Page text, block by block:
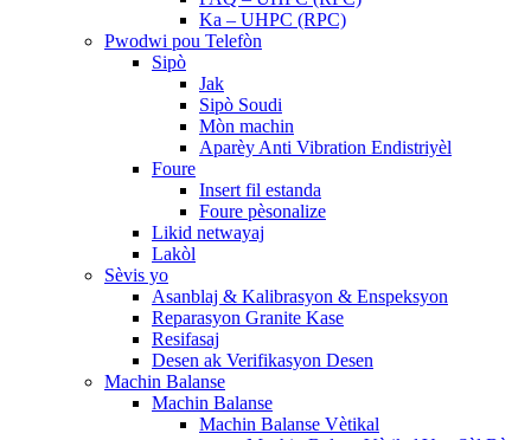
Ka – UHPC (RPC)
Pwodwi pou Telefòn
Sipò
Jak
Sipò Soudi
Mòn machin
Aparèy Anti Vibration Endistriyèl
Foure
Insert fil estanda
Foure pèsonalize
Likid netwayaj
Lakòl
Sèvis yo
Asanblaj & Kalibrasyon & Enspeksyon
Reparasyon Granite Kase
Resifasaj
Desen ak Verifikasyon Desen
Machin Balanse
Machin Balanse
Machin Balanse Vètikal